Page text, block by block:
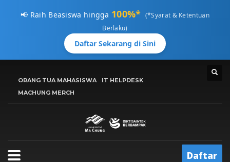
📢 Raih Beasiswa hingga 100%* (*Syarat & Ketentuan
Berlaku)
Daftar Sekarang di Sini
Kunjungipmb.machung.ac.id.
Email Konfirmasi
Hubungi Kami Di 0811 3610 414, atau kirimkan email ke:
ORANG TUA MAHASISWA
IT HELPDESK
MACHUNG MERCH
Daftar